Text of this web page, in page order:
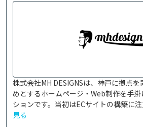
株式会社MH DESIGNSは、神戸に拠点
めとするホームページ・Web制作を手
ションです。当初はECサイトの構築に
見る